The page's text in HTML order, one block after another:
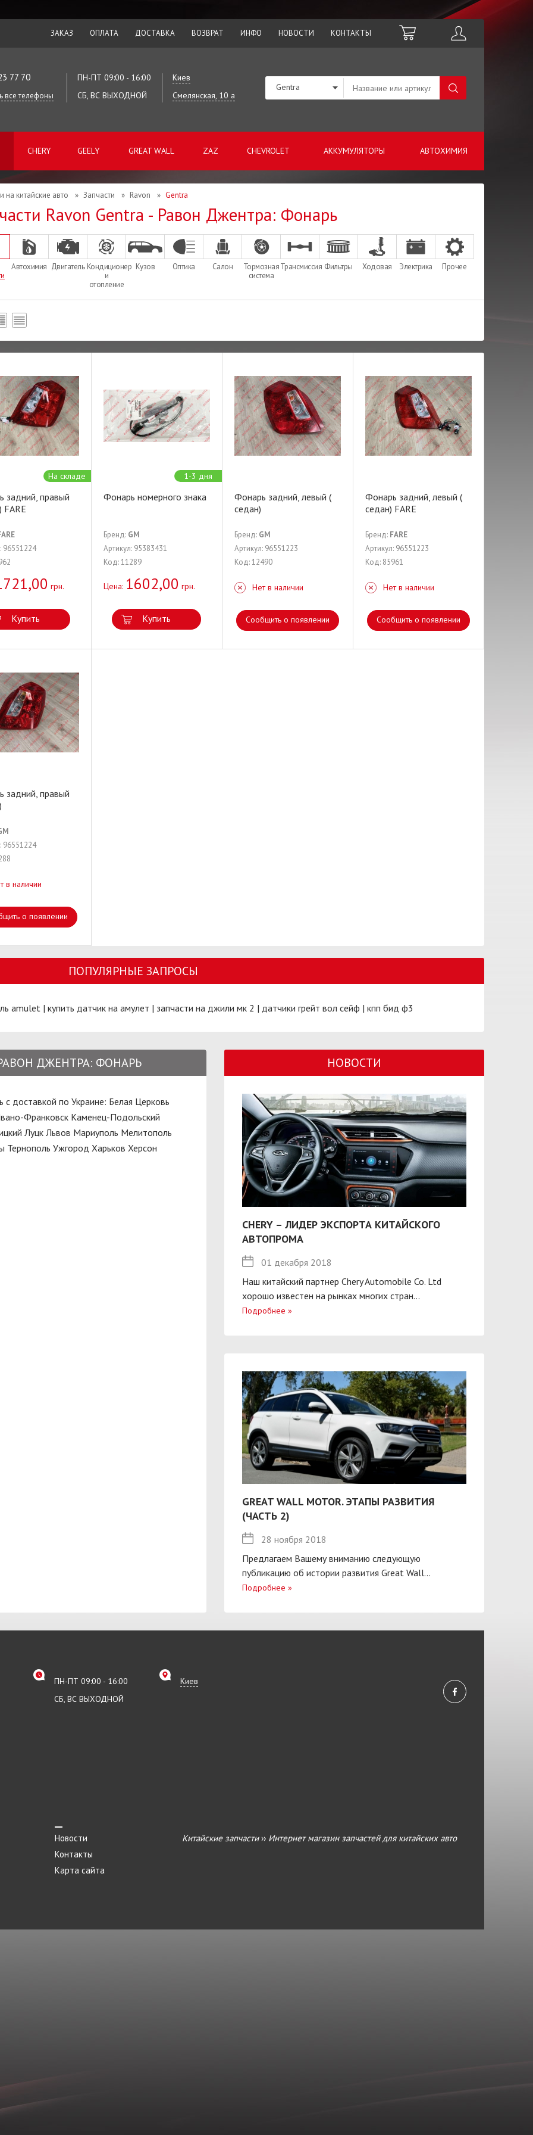
ЗАКАЗ ОПЛАТА ДОСТАВКА ВОЗВРАТ ИНФО НОВОСТИ КОНТАКТЫ
77 70
все телефоны
ПН-ПТ 09:00 - 16:00
СБ, ВС ВЫХОДНОЙ
Киев
Смелянская, 10 а
CHERY GEELY GREAT WALL ZAZ CHEVROLET АККУМУЛЯТОРЫ АВТОХИМИЯ
Gentra
на китайские авто » Запчасти » Ravon » Gentra
Ravon Gentra - Равон Джентра: Фонарь
Автохимия Двигатель Кондиционер
и
отопление
Кузов Оптика Салон
Тормозная
система
Трансмиссия Фильтры Ходовая Электрика Прочее
На складе
задний, правый
FARE
96551224
грн.
Купить
1-3 дня
Фонарь номерного знака
Бренд: GM
Артикул: 95383431
Код: 11289
Цена: 1602,00 грн.
Купить
Фонарь задний, левый (
седан)
Бренд: GM
Артикул: 96551223
Код: 12490
Нет в наличии
Сообщить о появлении
Фонарь задний, левый (
седан) FARE
Бренд: FARE
Артикул: 96551223
Код: 85961
Нет в наличии
Сообщить о появлении
задний, правый
96551224
в наличии
о появлении
ПОПУЛЯРНЫЕ ЗАПРОСЫ
amulet | купить датчик на амулет | запчасти на джили мк 2 | датчики грейт вол сейф | кпп бид ф3
РАВОН ДЖЕНТРА: ФОНАРЬ
доставкой по Украине: Белая Церковь
Франковск Каменец-Подольский
Луцк Львов Мариуполь Мелитополь
Тернополь Ужгород Харьков Херсон
НОВОСТИ
CHERY – ЛИДЕР ЭКСПОРТА КИТАЙСКОГО
АВТОПРОМА
01 декабря 2018
Наш китайский партнер Chery Automobile Co. Ltd
хорошо известен на рынках многих стран...
Подробнее »
GREAT WALL MOTOR. ЭТАПЫ РАЗВИТИЯ
(ЧАСТЬ 2)
28 ноября 2018
Предлагаем Вашему вниманию следующую
публикацию об истории развития Great Wall...
Подробнее »
ПН-ПТ 09:00 - 16:00
СБ, ВС ВЫХОДНОЙ
Киев
Новости
Контакты
Карта сайта
Китайские запчасти›› Интернет магазин запчастей для китайских авто